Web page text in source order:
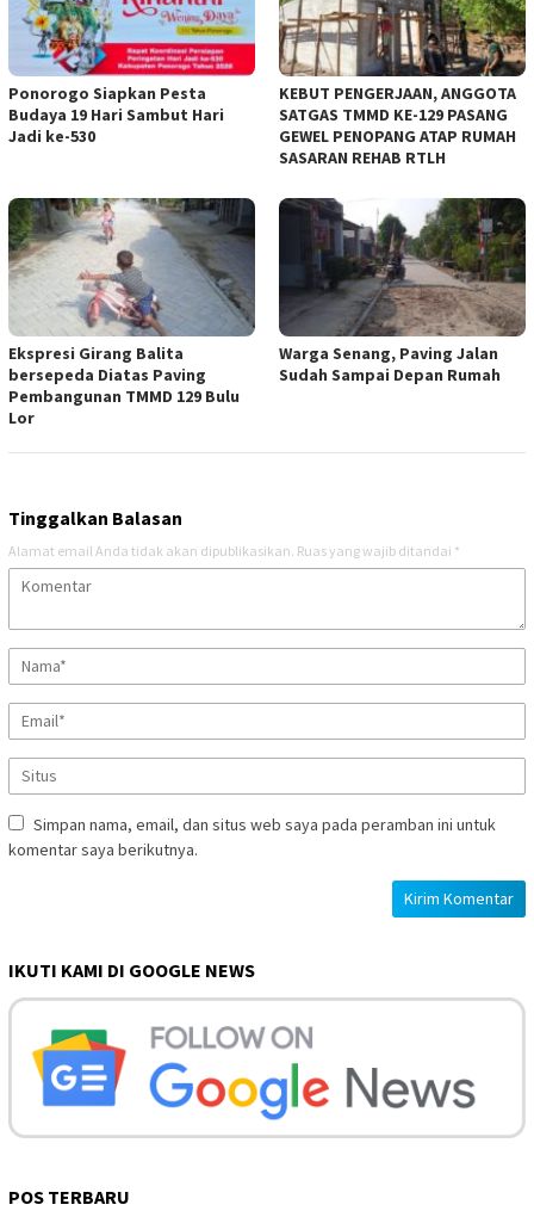
Ponorogo Siapkan Pesta
Budaya 19 Hari Sambut Hari
Jadi ke-530
KEBUT PENGERJAAN, ANGGOTA
SATGAS TMMD KE-129 PASANG
GEWEL PENOPANG ATAP RUMAH
SASARAN REHAB RTLH
Ekspresi Girang Balita
bersepeda Diatas Paving
Pembangunan TMMD 129 Bulu
Lor
Warga Senang, Paving Jalan
Sudah Sampai Depan Rumah
Tinggalkan Balasan
Alamat email Anda tidak akan dipublikasikan. Ruas yang wajib ditandai *
Simpan nama, email, dan situs web saya pada peramban ini untuk
komentar saya berikutnya.
IKUTI KAMI DI GOOGLE NEWS
POS TERBARU